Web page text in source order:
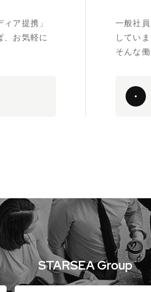
ア提携」
、お気軽に
一般社
してい
そんな
STARSEA Group